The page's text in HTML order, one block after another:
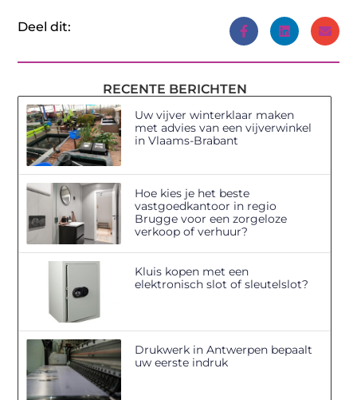
Deel dit:
RECENTE BERICHTEN
Uw vijver winterklaar maken
met advies van een vijverwinkel
in Vlaams-Brabant
Hoe kies je het beste
vastgoedkantoor in regio
Brugge voor een zorgeloze
verkoop of verhuur?
Kluis kopen met een
elektronisch slot of sleutelslot?
Drukwerk in Antwerpen bepaalt
uw eerste indruk